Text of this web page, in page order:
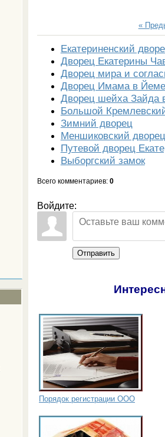
«
Екатериненский
Дворец Екатерины
Дворец мира и
Дворец Имама в
Дворец шейха Зайда
Большой
Зимний дворец
Меншиковский дворец
Путевой дворец
Выборгский замок
Всего комментариев: 0
Войдите:
Отправить
Порядок регистрации ООО